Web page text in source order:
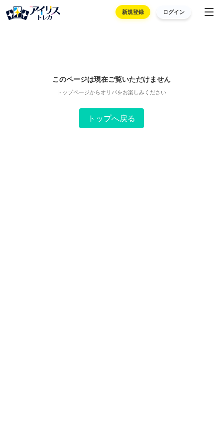
新規登録 ログイン
このページは現在ご覧いただけません
トップページからオリパをお楽しみください
トップへ戻る